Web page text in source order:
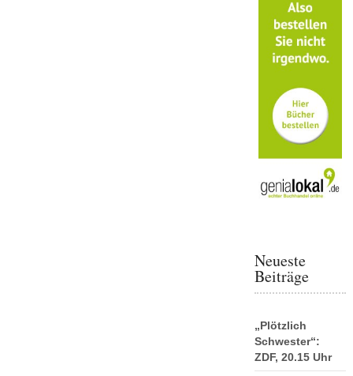
Neueste
Beiträge
„Plötzlich
Schwester“:
ZDF, 20.15 Uhr